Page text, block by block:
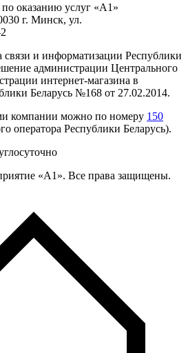
оказанию услуг «А1»
г. Минск, ул.
и информатизации Республики
администрации Центрального
интернет-магазина в
Беларусь №168 от 27.02.2014.
компании можно по номеру 150
оператора Республики Беларусь).
«А1». Все права защищены.